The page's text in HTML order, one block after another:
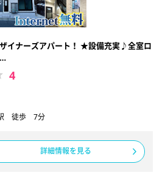
イナーズアパート！ ★設備充実♪全室ロ
4
徒歩 7分
詳細情報を見る